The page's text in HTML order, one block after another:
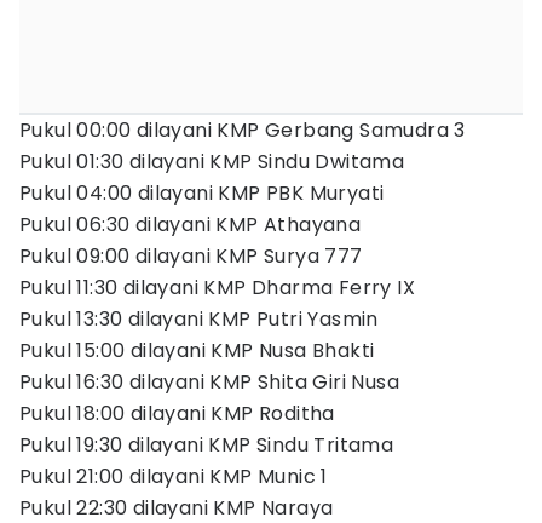
Pukul 00:00 dilayani KMP Gerbang Samudra 3
Pukul 01:30 dilayani KMP Sindu Dwitama
Pukul 04:00 dilayani KMP PBK Muryati
Pukul 06:30 dilayani KMP Athayana
Pukul 09:00 dilayani KMP Surya 777
Pukul 11:30 dilayani KMP Dharma Ferry IX
Pukul 13:30 dilayani KMP Putri Yasmin
Pukul 15:00 dilayani KMP Nusa Bhakti
Pukul 16:30 dilayani KMP Shita Giri Nusa
Pukul 18:00 dilayani KMP Roditha
Pukul 19:30 dilayani KMP Sindu Tritama
Pukul 21:00 dilayani KMP Munic 1
Pukul 22:30 dilayani KMP Naraya